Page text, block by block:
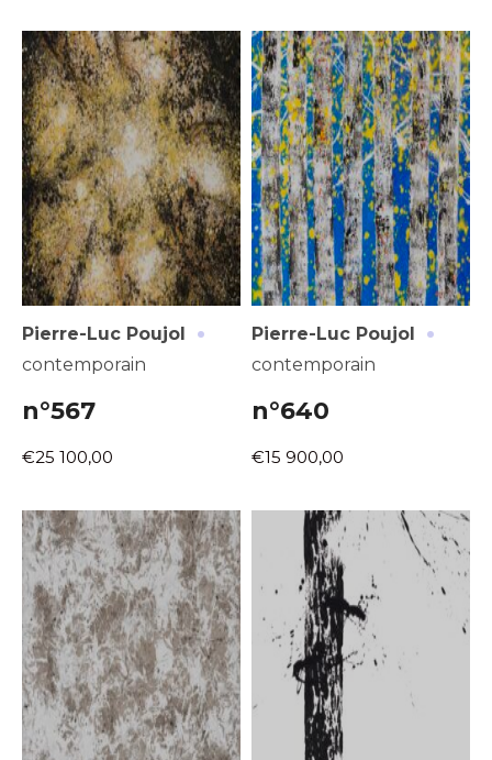
Pierre-Luc Poujol ·
contemporain
n°567
€25 100,00
Pierre-Luc Poujol ·
contemporain
n°640
€15 900,00